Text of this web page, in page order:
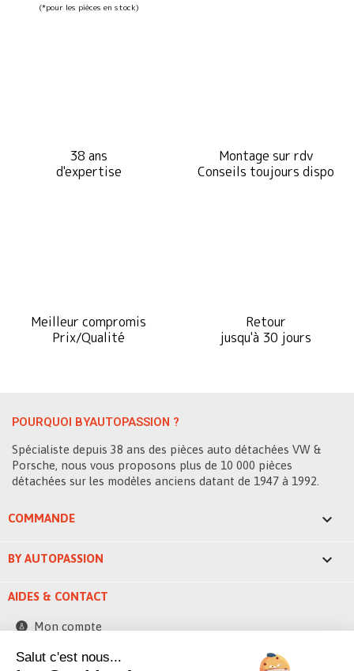
(*pour les pièces en stock)
38 ans
d'expertise
Montage sur rdv
Conseils toujours dispo
Meilleur compromis
Prix/Qualité
Retour
jusqu'à 30 jours
POURQUOI BYAUTOPASSION ?
Spécialiste depuis 38 ans des pièces auto détachées VW &
Porsche, nous vous proposons plus de 10 000 pièces
détachées sur les modèles anciens datant de 1947 à 1992.
COMMANDE 
BY AUTOPASSION 
AIDES & CONTACT
Mon compte
Contactez-nous
Salut c'est nous...